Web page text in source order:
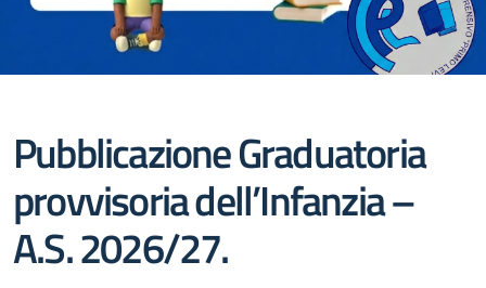
Pubblicazione Graduatoria
provvisoria dell’Infanzia –
A.S. 2026/27.